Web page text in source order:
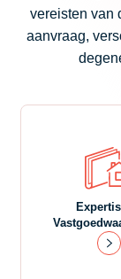
vereisten van
aanvraag,